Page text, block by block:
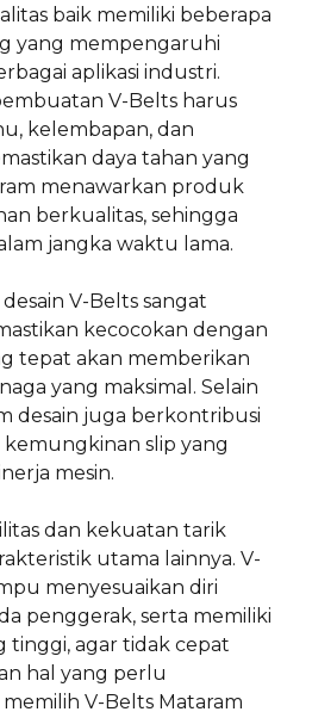
baik memiliki beberapa
yang mempengaruhi
aplikasi industri.
V-Belts harus
kelembapan, dan
daya tahan yang
menawarkan produk
berkualitas, sehingga
jangka waktu lama.
V-Belts sangat
kecocokan dengan
tepat akan memberikan
yang maksimal. Selain
desain juga berkontribusi
slip yang
mesin.
dan kekuatan tarik
utama lainnya. V-
menyesuaikan diri
penggerak, serta memiliki
tinggi, agar tidak cepat
hal yang perlu
V-Belts Mataram